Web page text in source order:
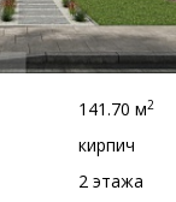
141.70 м2
кирпич
2 этажа